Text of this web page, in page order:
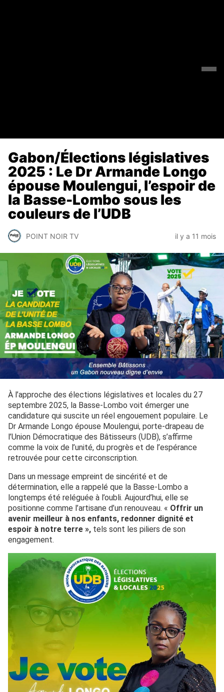
Gabon/Élections législatives
2025 : Le Dr Armande Longo
épouse Moulengui, l’espoir de
la Basse-Lombo sous les
couleurs de l’UDB
POINT NOIR TV il y a 11 mois
À l’approche des élections législatives et locales du 27
septembre 2025, la Basse-Lombo voit émerger une
candidature qui suscite un réel engouement populaire. Le
Dr Armande Longo épouse Moulengui, porte-drapeau de
l’Union Démocratique des Bâtisseurs (UDB), s’affirme
comme la voix de l’unité, du progrès et de l’espérance
retrouvée pour cette circonscription.
Dans un message empreint de sincérité et de
détermination, elle a rappelé que la Basse-Lombo a
longtemps été reléguée à l’oubli. Aujourd’hui, elle se
positionne comme l’artisane d’un renouveau. « Offrir un
avenir meilleur à nos enfants, redonner dignité et
espoir à notre terre », tels sont les piliers de son
engagement.